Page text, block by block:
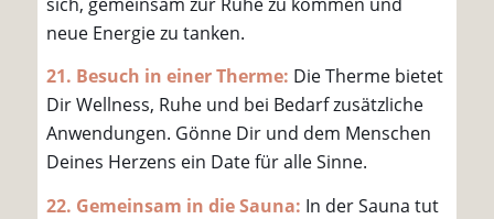
neue Energie zu tanken.
21. Besuch in einer Therme: Die Therme bietet
Dir Wellness, Ruhe und bei Bedarf zusätzliche
Anwendungen. Gönne Dir und dem Menschen
Deines Herzens ein Date für alle Sinne.
22. Gemeinsam in die Sauna: In der Sauna tut